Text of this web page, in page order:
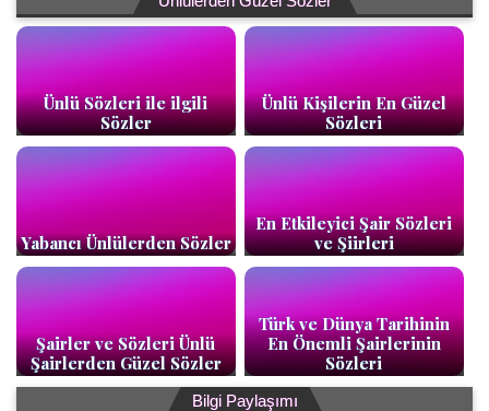
Ünlü Sözleri ile ilgili
Sözler
Ünlü Kişilerin En Güzel
Sözleri
Yabancı Ünlülerden Sözler
En Etkileyici Şair Sözleri
ve Şiirleri
Şairler ve Sözleri Ünlü
Şairlerden Güzel Sözler
Türk ve Dünya Tarihinin
En Önemli Şairlerinin
Sözleri
Bilgi Paylaşımı